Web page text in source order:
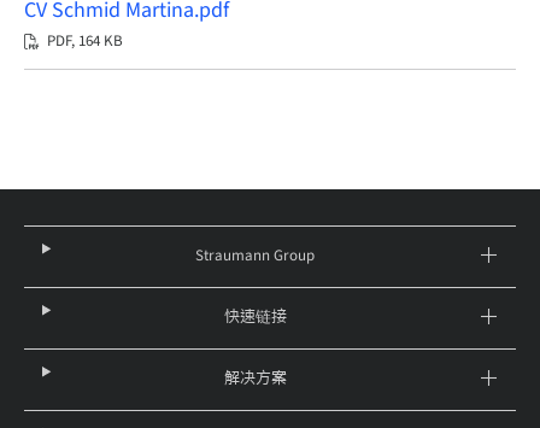
CV Schmid Martina.pdf
PDF, 164 KB
Straumann Group
快速链接
解决方案